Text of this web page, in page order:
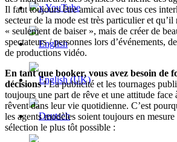
x YouTube
Il faut toujours être amical avec tous ces
secteur de la mode est très particulier et qu’il
« seulement de baiser », mais de créer de
spectateurs / personnes lors d’événements,
de productions vidéo.
En tant que booker, vous avez besoin de
décisions !La publicité et les tournages
toujours une part de rêve et une attitude
rêvent dans leur vie quotidienne. C’est
les agents modèles soient toujours en
sélection le plus tôt possible :